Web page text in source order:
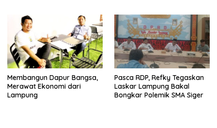
Membangun Dapur Bangsa,
Merawat Ekonomi dari
Lampung
Pasca RDP, Refky Tegaskan
Laskar Lampung Bakal
Bongkar Polemik SMA Siger